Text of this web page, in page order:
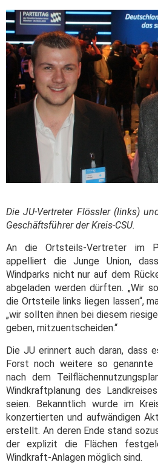
Die JU-Vertreter Flössler (links)
Geschäftsführer der Kreis-CSU.
An die Ortsteils-Vertreter im
appelliert die Junge Union,
Windparks nicht nur auf dem
abgeladen werden dürften. „Wir
die Ortsteile links liegen lassen“,
„wir sollten ihnen bei diesem
geben, mitzuentscheiden.“
Die JU erinnert auch daran, dass
Forst noch weitere so genannte
nach dem
Windkraftplanung des
seien. Bekanntlich wurde im
konzertierten und aufwändigen
erstellt. An deren Ende stand
der explizit die Flächen
Windkraft-Anlagen möglich sind.